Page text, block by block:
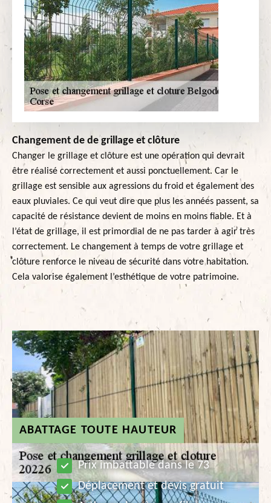
ABATTAGE TOUTE HAUTEUR
Prix imbattable dans le 73
Déplacement et devis gratuit
Changement de de grillage et clôture
Changer le grillage et clôture est une opération qui devrait
être réalisé correctement et aussi ponctuellement. Car le
grillage est sensible aux agressions du froid et également des
eaux pluviales. Ce qui veut dire que plus les années passent, sa
capacité de résistance devient de moins en moins fiable. Et à
l’état de grillage, il est primordial de ne pas tarder à agir très
correctement. Le changement à temps de votre grillage et
clôture renforce le niveau de sécurité dans votre habitation.
Cela valorise également l’esthétique de votre patrimoine.